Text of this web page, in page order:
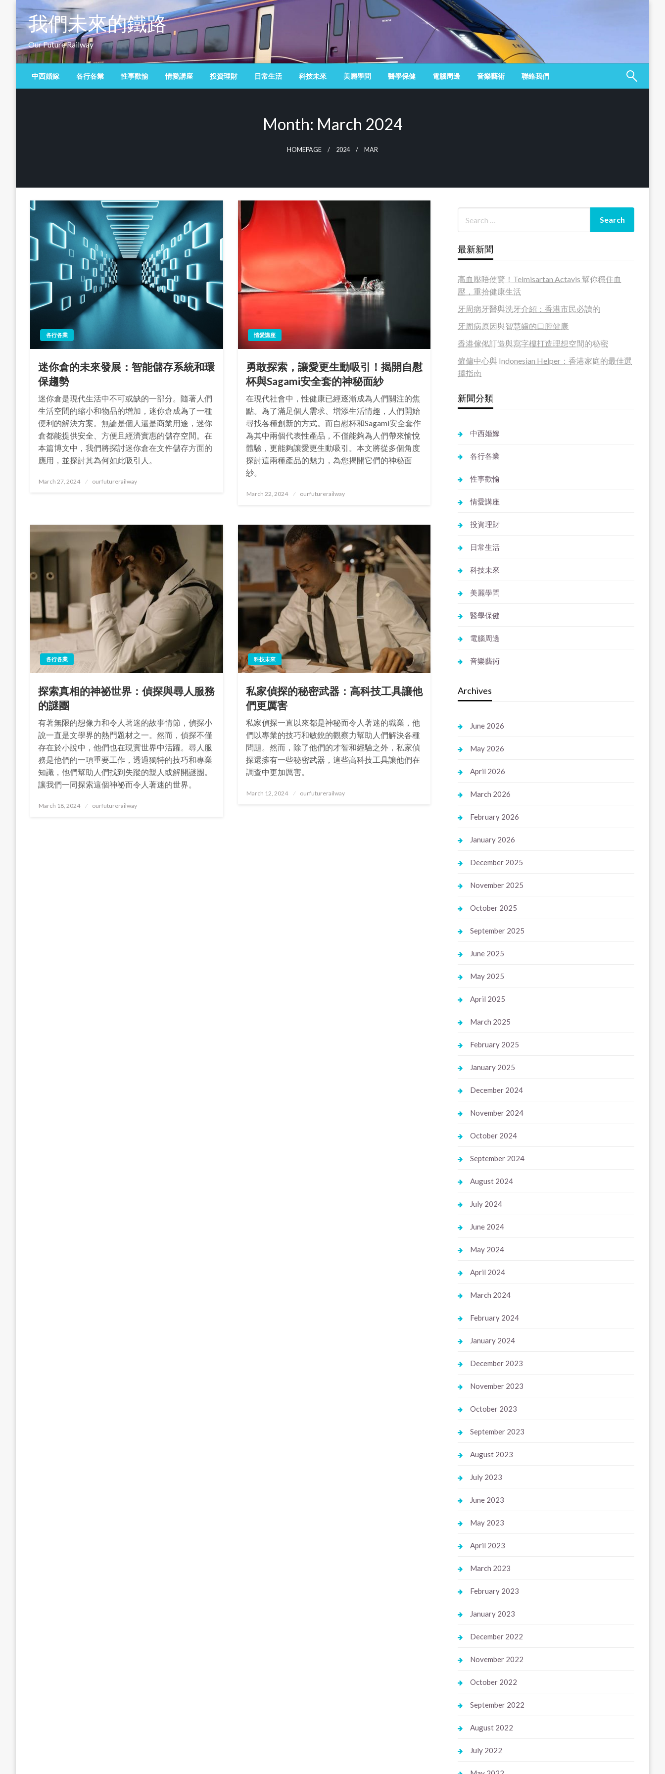
content
我們未來的鐵路
Our Future Railway
中西婚嫁 各行各業 性事歡愉 情愛講座 投資理財 日常生活 科技未來 美麗學問 醫學保健 電腦周邊 音樂藝術 聯絡我們
Month: March 2024
HOMEPAGE 2024 MAR
各行各業
迷你倉的未來發展：智能儲存系統和環
保趨勢
迷你倉是現代生活中不可或缺的一部分。隨著人們
生活空間的縮小和物品的增加，迷你倉成為了一種
便利的解決方案。無論是個人還是商業用途，迷你
倉都能提供安全、方便且經濟實惠的儲存空間。在
本篇博文中，我們將探討迷你倉在文件儲存方面的
應用，並探討其為何如此吸引人。
Posted
March 27, 2024 ourfuturerailway
情愛講座
勇敢探索，讓愛更生動吸引！揭開自慰
杯與Sagami安全套的神秘面紗
在現代社會中，性健康已經逐漸成為人們關注的焦
點。為了滿足個人需求、增添生活情趣，人們開始
尋找各種創新的方式。而自慰杯和Sagami安全套作
為其中兩個代表性產品，不僅能夠為人們帶來愉悅
體驗，更能夠讓愛更生動吸引。本文將從多個角度
探討這兩種產品的魅力，為您揭開它們的神秘面
紗。
Posted
March 22, 2024 ourfuturerailway
各行各業
探索真相的神祕世界：偵探與尋人服務
的謎團
有著無限的想像力和令人著迷的故事情節，偵探小
說一直是文學界的熱門題材之一。然而，偵探不僅
存在於小說中，他們也在現實世界中活躍。尋人服
務是他們的一項重要工作，透過獨特的技巧和專業
知識，他們幫助人們找到失蹤的親人或解開謎團。
讓我們一同探索這個神祕而令人著迷的世界。
Posted
March 18, 2024 ourfuturerailway
科技未來
私家偵探的秘密武器：高科技工具讓他
們更厲害
私家偵探一直以來都是神秘而令人著迷的職業，他
們以專業的技巧和敏銳的觀察力幫助人們解決各種
問題。然而，除了他們的才智和經驗之外，私家偵
探還擁有一些秘密武器，這些高科技工具讓他們在
調查中更加厲害。
Posted
March 12, 2024 ourfuturerailway
最新新聞
高血壓唔使驚！Telmisartan Actavis 幫你穩住血
壓，重拾健康生活
牙周病牙醫與洗牙介紹：香港市民必讀的
牙周病原因與智慧齒的口腔健康
香港傢俬訂造與寫字樓打造理想空間的秘密
僱傭中心與 Indonesian Helper：香港家庭的最佳選
擇指南
新聞分類
中西婚嫁
各行各業
性事歡愉
情愛講座
投資理財
日常生活
科技未來
美麗學問
醫學保健
電腦周邊
音樂藝術
Archives
June 2026
May 2026
April 2026
March 2026
February 2026
January 2026
December 2025
November 2025
October 2025
September 2025
June 2025
May 2025
April 2025
March 2025
February 2025
January 2025
December 2024
November 2024
October 2024
September 2024
August 2024
July 2024
June 2024
May 2024
April 2024
March 2024
February 2024
January 2024
December 2023
November 2023
October 2023
September 2023
August 2023
July 2023
June 2023
May 2023
April 2023
March 2023
February 2023
January 2023
December 2022
November 2022
October 2022
September 2022
August 2022
July 2022